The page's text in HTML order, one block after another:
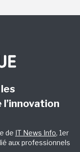
de IT News Info, 1er
aux professionnels